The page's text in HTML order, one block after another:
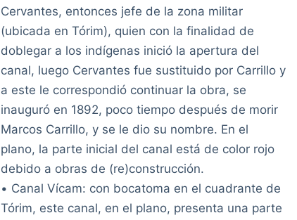
Cervantes, entonces jefe de la zona militar
(ubicada en Tórim), quien con la finalidad de
doblegar a los indígenas inició la apertura del
canal, luego Cervantes fue sustituido por Carrillo y
a este le correspondió continuar la obra, se
inauguró en 1892, poco tiempo después de morir
Marcos Carrillo, y se le dio su nombre. En el
plano, la parte inicial del canal está de color rojo
debido a obras de (re)construcción.
• Canal Vícam: con bocatoma en el cuadrante de
Tórim, este canal, en el plano, presenta una parte